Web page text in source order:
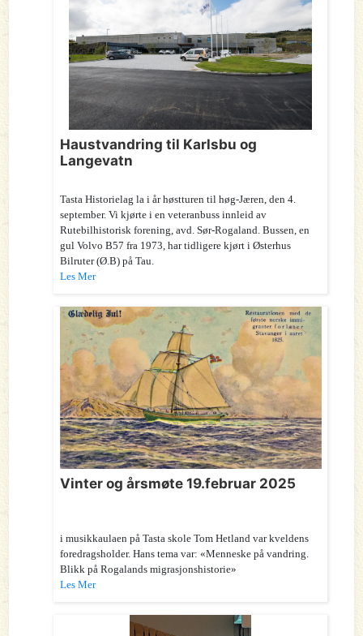
Haustvandring til Karlsbu og
Langevatn
Tasta Historielag la i år høstturen til høg-Jæren, den 4.
september. Vi kjørte i en veteranbuss innleid av
Rutebilhistorisk forening, avd. Sør-Rogaland. Bussen, en
gul Volvo B57 fra 1973, har tidligere kjørt i Østerhus
Bilruter (Ø.B) på Tau.
Les Mer
Vinter og årsmøte 19.februar 2025
i musikkaulaen på Tasta skole Tom Hetland var kveldens
foredragsholder. Hans tema var: «Menneske på vandring.
Blikk på Rogalands migrasjonshistorie»
Les Mer